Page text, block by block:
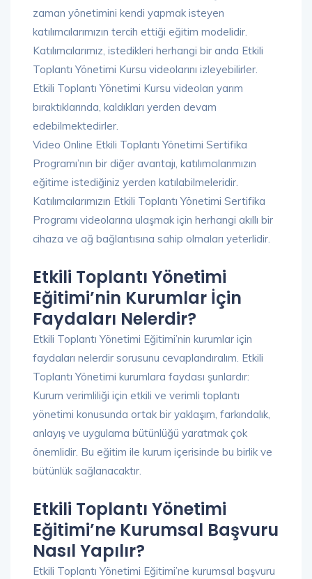
zaman yönetimini kendi yapmak isteyen
katılımcılarımızın tercih ettiği eğitim modelidir.
Katılımcılarımız, istedikleri herhangi bir anda Etkili
Toplantı Yönetimi Kursu videolarını izleyebilirler.
Etkili Toplantı Yönetimi Kursu videoları yarım
bıraktıklarında, kaldıkları yerden devam
edebilmektedirler.
Video Online Etkili Toplantı Yönetimi Sertifika
Programı’nın bir diğer avantajı, katılımcılarımızın
eğitime istediğiniz yerden katılabilmeleridir.
Katılımcılarımızın Etkili Toplantı Yönetimi Sertifika
Programı videolarına ulaşmak için herhangi akıllı bir
cihaza ve ağ bağlantısına sahip olmaları yeterlidir.
Etkili Toplantı Yönetimi
Eğitimi’nin Kurumlar İçin
Faydaları Nelerdir?
Etkili Toplantı Yönetimi Eğitimi’nin kurumlar için
faydaları nelerdir sorusunu cevaplandıralım. Etkili
Toplantı Yönetimi kurumlara faydası şunlardır:
Kurum verimliliği için etkili ve verimli toplantı
yönetimi konusunda ortak bir yaklaşım, farkındalık,
anlayış ve uygulama bütünlüğü yaratmak çok
önemlidir. Bu eğitim ile kurum içerisinde bu birlik ve
bütünlük sağlanacaktır.
Etkili Toplantı Yönetimi
Eğitimi’ne Kurumsal Başvuru
Nasıl Yapılır?
Etkili Toplantı Yönetimi Eğitimi’ne kurumsal başvuru